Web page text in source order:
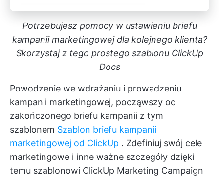
Potrzebujesz pomocy w ustawieniu briefu
kampanii marketingowej dla kolejnego klienta?
Skorzystaj z tego prostego szablonu ClickUp
Docs
Powodzenie we wdrażaniu i prowadzeniu
kampanii marketingowej, począwszy od
zakończonego briefu kampanii z tym
szablonem Szablon briefu kampanii
marketingowej od ClickUp . Zdefiniuj swój cele
marketingowe i inne ważne szczegóły dzięki
temu szablonowi ClickUp Marketing Campaign